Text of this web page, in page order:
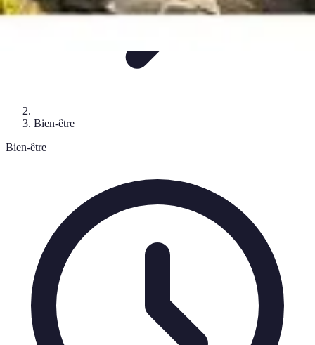
Bien-être
Bien-être